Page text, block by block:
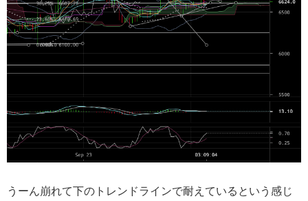
うーん崩れて下のトレンドラインで耐えているという感じ